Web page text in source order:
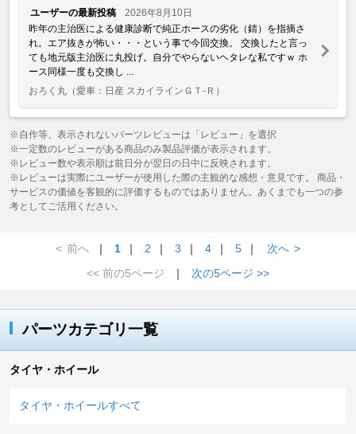
ユーザーの最新投稿
2026年8月10日
昨年の主治医による健康診断で純正ホースの劣化（錆）を指摘さ
れ。エア抜きが怖い・・・という事で今回交換。 交換したと言っ
ても地元版主治医に丸投げ。自分でやらないヘタレな私ですｗ ホ
ース同様一度も交換し ...
おろく丸 （愛車：日産 スカイラインＧＴ‐Ｒ）
※自作等、表示されないパーツレビューは「レビュー」を選択
※一定数のレビューがある商品のみ製品評価が表示されます。
※レビュー数や表示順は前日分が翌日の日中に反映されます。
※レビューは実際にユーザーが使用した際の主観的な感想・意見です。 商品・
サービスの価値を客観的に評価するものではありません。あくまでも一つの参
考としてご活用ください。
< 前へ ｜ 1 ｜ 2 ｜ 3 ｜ 4 ｜ 5 ｜ 次へ >
<< 前の5ページ
｜ 次の5ページ >>
パーツカテゴリ一覧
タイヤ・ホイール
タイヤ・ホイールすべて